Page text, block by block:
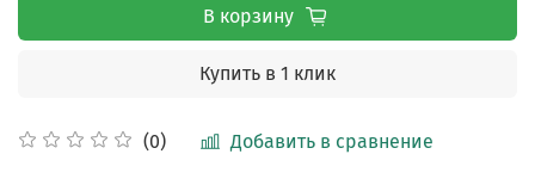
(0) Добавить в сравнение
В корзину
Купить в 1 клик